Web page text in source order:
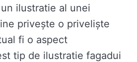
ilustratie al unei
privește o priveliște
fi o aspect
tip de ilustratie fagadui